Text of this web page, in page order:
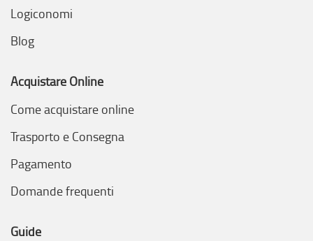
Logiconomi
Blog
Acquistare Online
Come acquistare online
Trasporto e Consegna
Pagamento
Domande frequenti
Guide